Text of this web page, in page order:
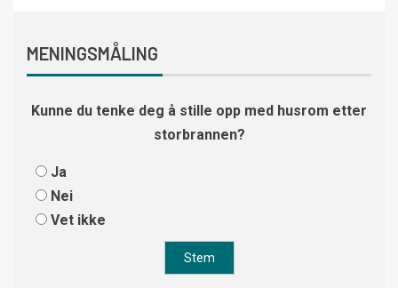
MENINGSMÅLING
Kunne du tenke deg å stille opp med husrom etter
storbrannen?
Ja
Nei
Vet ikke